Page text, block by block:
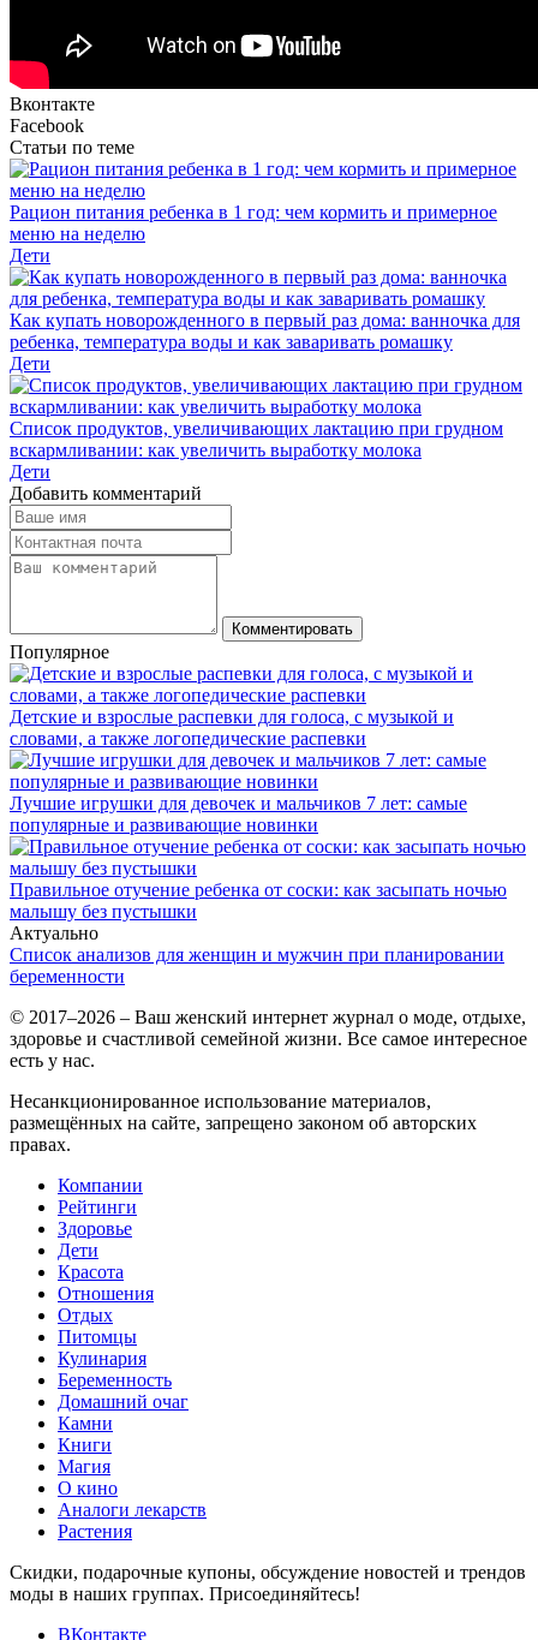
Вконтакте
Facebook
Статьи по теме
Рацион питания ребенка в 1 год: чем кормить и примерное
меню на неделю
Дети
Как купать новорожденного в первый раз дома: ванночка для
ребенка, температура воды и как заваривать ромашку
Дети
Список продуктов, увеличивающих лактацию при грудном
вскармливании: как увеличить выработку молока
Дети
Добавить комментарий
Комментировать
Популярное
Детские и взрослые распевки для голоса, с музыкой и
словами, а также логопедические распевки
Лучшие игрушки для девочек и мальчиков 7 лет: самые
популярные и развивающие новинки
Правильное отучение ребенка от соски: как засыпать ночью
малышу без пустышки
Актуально
Список анализов для женщин и мужчин при планировании
беременности
© 2017–2026 – Ваш женский интернет журнал о моде, отдыхе,
здоровье и счастливой семейной жизни. Все самое интересное
есть у нас.
Несанкционированное использование материалов,
размещённых на сайте, запрещено законом об авторских
правах.
Компании
Рейтинги
Здоровье
Дети
Красота
Отношения
Отдых
Питомцы
Кулинария
Беременность
Домашний очаг
Камни
Книги
Магия
О кино
Аналоги лекарств
Растения
Скидки, подарочные купоны, обсуждение новостей и трендов
моды в наших группах. Присоединяйтесь!
ВКонтакте